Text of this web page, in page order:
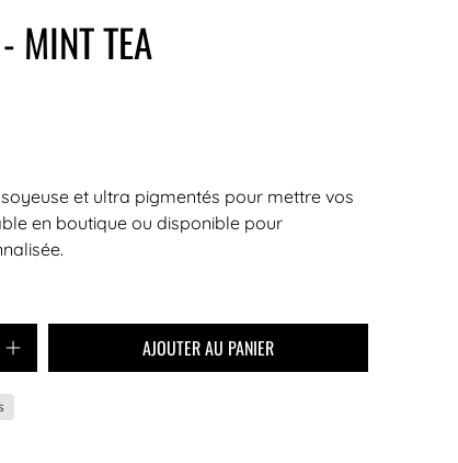
MINT TEA
et ultra pigmentés pour mettre vos
en boutique ou disponible pour
AJOUTER AU PANIER